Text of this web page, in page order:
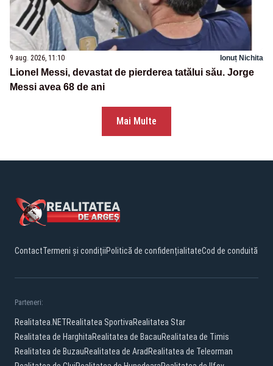
9 aug. 2026, 11:10 Ionuț Nichita
Lionel Messi, devastat de pierderea tatălui său. Jorge
Messi avea 68 de ani
Mai Multe
ContactTermeni și condițiiPolitică de confidențialitateCod de conduită
Parteneri:
Realitatea.NETRealitatea SportivaRealitatea Star
Realitatea de HarghitaRealitatea de BacauRealitatea de Timis
Realitatea de BuzauRealitatea de Arad Realitatea de Teleorman